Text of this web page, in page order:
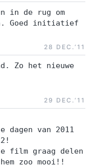
in de rug om
Goed initiatief
28 DEC.‘11
Zo het nieuwe
29 DEC.‘11
dagen van 2011
film graag delen
zoo mooi!!